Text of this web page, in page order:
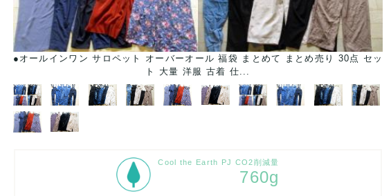
●オールインワン サロペット オーバーオール 福袋 まとめて まとめ売り 30点 セッ
ト 大量 洋服 古着 仕...
Cool the Earth PJ CO2削減量
760g